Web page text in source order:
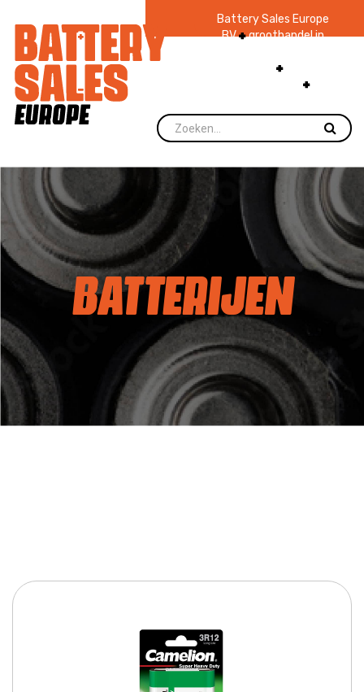
Battery Sales Europe
BV groothandel in
zaklampen Ruim 48
jaar ervaring
voorraad.
BATTERIJEN